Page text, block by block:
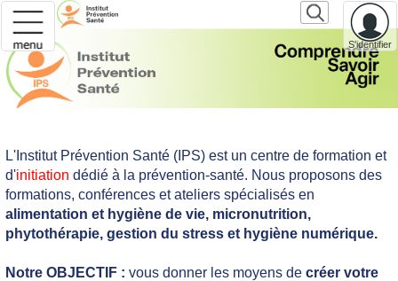
S'identifier
L'Institut Prévention Santé (IPS) est un centre de formation et
d'initiation dédié à la prévention-santé. Nous proposons des
formations, conférences et ateliers spécialisés en
alimentation et hygiène de vie, micronutrition,
phytothérapie, gestion du stress et hygiène numérique.
Notre OBJECTIF : vous donner les moyens de créer votre